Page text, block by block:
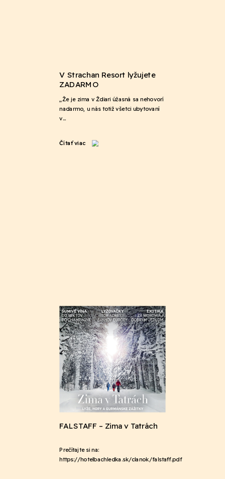
V Strachan Resort lyžujete
ZADARMO
„Že je zima v Ždiari úžasná sa nehovorí
nadarmo, u nás totiž všetci ubytovaní
v…
Čítať viac
FALSTAFF – Zima v Tatrách
Prečítajte si na:
https://hotelbachledka.sk/clanok/falstaff.pdf